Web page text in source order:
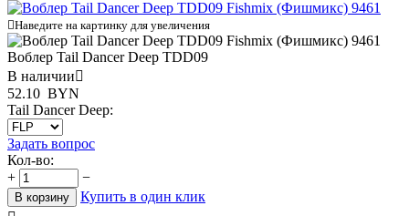
Наведите на картинку для увеличения
Воблер Tail Dancer Deep TDD09
В наличии
52.10 BYN
Tail Dancer Deep:
Задать вопрос
Кол-во:
+
−
В корзину
Купить в один клик